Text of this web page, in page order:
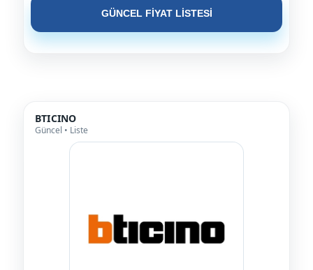
GÜNCEL FİYAT LİSTESİ
BTICINO
Güncel • Liste